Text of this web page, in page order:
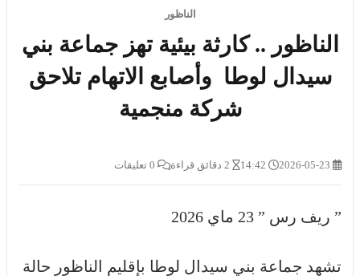
الناظور
الناظور .. كارثة بيئية تهز جماعة بني
سيدال لوطا وأصابع الاتهام تلاحق
شركة منجمية
” ريف رس ” 23 ماي 2026
تشهد جماعة بني سيدال لوطا بإقليم الناظور حالة